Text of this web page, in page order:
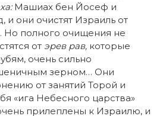
Машиах бен Йосеф и
они очистят Израиль от
полного очищения не
от эрев рав, которые
очень сильно
зерном… Они
от занятий Торой и
«ига Небесного царства»
прилеплены к Израилю, и